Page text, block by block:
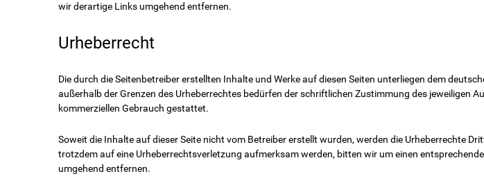
wir derartige Links umgehend entfernen.
Urheberrecht
Die durch die Seitenbetreiber erstellten Inhalte und Werke auf diesen Seiten unterliegen dem
außerhalb der Grenzen des Urheberrechtes bedürfen der schriftlichen Zustimmung des jeweiligen
kommerziellen Gebrauch gestattet.
Soweit die Inhalte auf dieser Seite nicht vom Betreiber erstellt wurden, werden die Urheberrechte
trotzdem auf eine Urheberrechtsverletzung aufmerksam werden, bitten wir um einen
umgehend entfernen.